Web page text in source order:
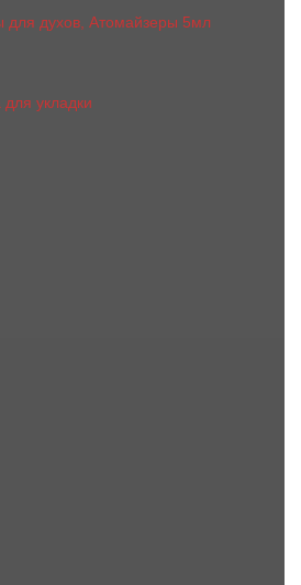
духов, Атомайзеры 5мл
укладки